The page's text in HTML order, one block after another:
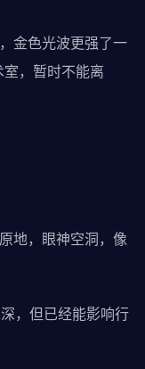
金色光波更强了一
，暂时不能离
地，眼神空洞，像
，但已经能影响行